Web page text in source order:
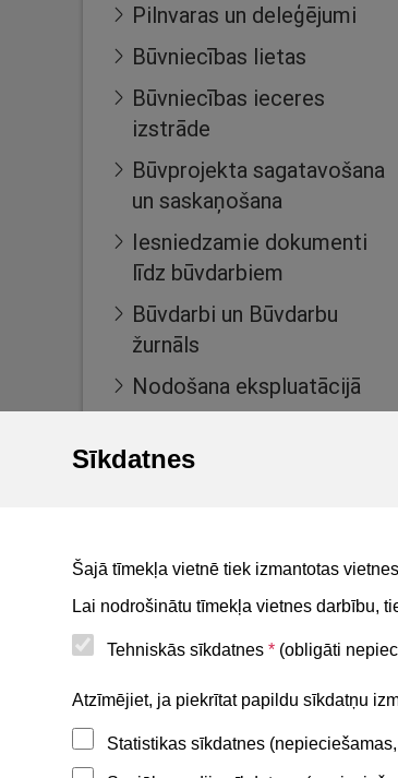
Sīkdatnes
Šajā tīmekļa vietnē tiek izmantotas
Lai nodrošinātu tīmekļa vietnes darbību,
Tehniskās sīkdatnes * (obligāti
Atzīmējiet, ja piekrītat papildu sīkdatņu
Statistikas sīkdatnes
Pilnvaras un deleģējumi
Būvniecības lietas
Būvniecības ieceres
izstrāde
Būvprojekta sagatavošana
un saskaņošana
Iesniedzamie dokumenti
līdz būvdarbiem
Būvdarbi un Būvdarbu
žurnāls
Nodošana ekspluatācijā
Māju lietas
For non-residents
Privātuma